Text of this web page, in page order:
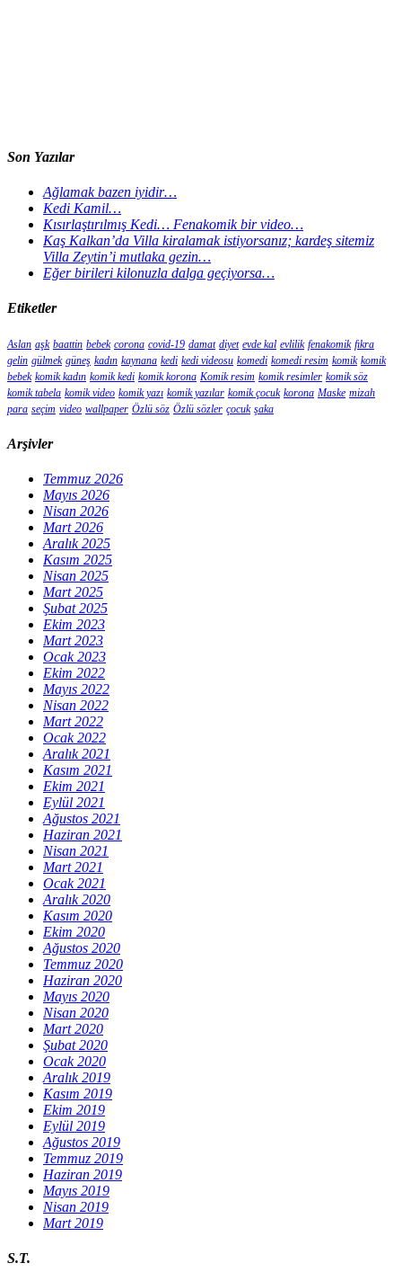
Son Yazılar
Ağlamak bazen iyidir…
Kedi Kamil…
Kısırlaştırılmış Kedi… Fenakomik bir video…
Kaş Kalkan’da Villa kiralamak istiyorsanız; kardeş sitemiz
Villa Zeytin’i mutlaka gezin…
Eğer birileri kilonuzla dalga geçiyorsa…
Etiketler
Aslan aşk baattin bebek corona covid-19 damat diyet evde kal evlilik fenakomik fıkra
gelin gülmek güneş kadın kaynana kedi kedi videosu komedi komedi resim komik komik
bebek komik kadın komik kedi komik korona Komik resim komik resimler komik söz
komik tabela komik video komik yazı komik yazılar komik çocuk korona Maske mizah
para seçim video wallpaper Özlü söz Özlü sözler çocuk şaka
Arşivler
Temmuz 2026
Mayıs 2026
Nisan 2026
Mart 2026
Aralık 2025
Kasım 2025
Nisan 2025
Mart 2025
Şubat 2025
Ekim 2023
Mart 2023
Ocak 2023
Ekim 2022
Mayıs 2022
Nisan 2022
Mart 2022
Ocak 2022
Aralık 2021
Kasım 2021
Ekim 2021
Eylül 2021
Ağustos 2021
Haziran 2021
Nisan 2021
Mart 2021
Ocak 2021
Aralık 2020
Kasım 2020
Ekim 2020
Ağustos 2020
Temmuz 2020
Haziran 2020
Mayıs 2020
Nisan 2020
Mart 2020
Şubat 2020
Ocak 2020
Aralık 2019
Kasım 2019
Ekim 2019
Eylül 2019
Ağustos 2019
Temmuz 2019
Haziran 2019
Mayıs 2019
Nisan 2019
Mart 2019
S.T.